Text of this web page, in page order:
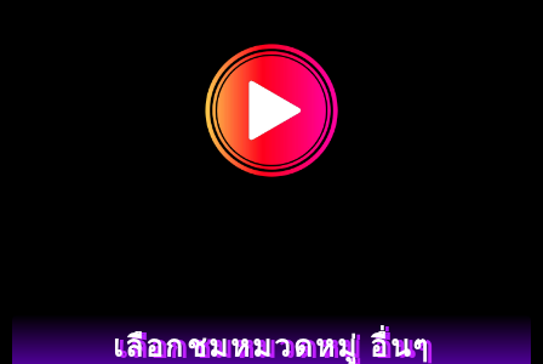
เลือกชมหมวดหมู่ อื่นๆ